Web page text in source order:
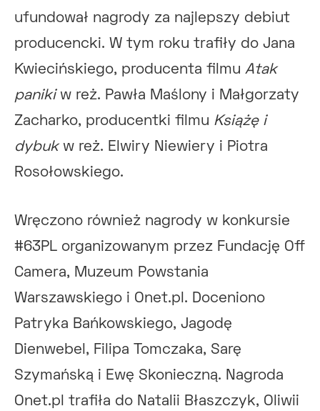
ufundował nagrody za najlepszy debiut
producencki. W tym roku trafiły do Jana
Kwiecińskiego, producenta filmu Atak
panikiw reż. Pawła Maślony i Małgorzaty
Zacharko, producentki filmu Książę i
dybukw reż. Elwiry Niewiery i Piotra
Rosołowskiego.
Wręczono również nagrody w konkursie
#63PL organizowanym przez Fundację Off
Camera, Muzeum Powstania
Warszawskiego i Onet.pl. Doceniono
Patryka Bańkowskiego, Jagodę
Dienwebel, Filipa Tomczaka, Sarę
Szymańską i Ewę Skonieczną. Nagroda
Onet.pl trafiła do Natalii Błaszczyk, Oliwii